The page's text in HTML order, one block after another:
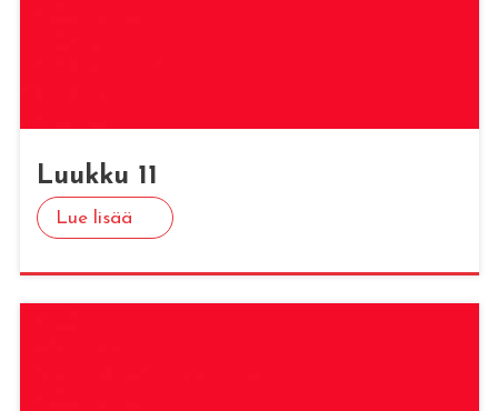
Luuk­ku 11
Lue lisää